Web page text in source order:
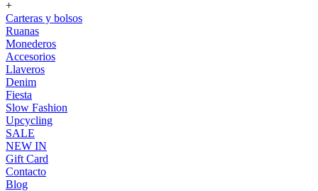
+
Carteras y bolsos
Ruanas
Monederos
Accesorios
Llaveros
Denim
Fiesta
Slow Fashion
Upcycling
SALE
NEW IN
Gift Card
Contacto
Blog